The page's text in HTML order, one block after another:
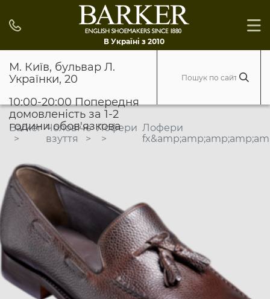
В Україні з 2010
М. Київ, бульвар Л.
Українки, 20
10:00-20:00 Попередня
домовленість за 1-2
години обов'язкова
Barker Чоловіче
взуття
Лофери Лофери